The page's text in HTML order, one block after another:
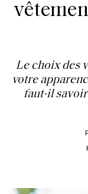
Le choix des
votre
faut-il